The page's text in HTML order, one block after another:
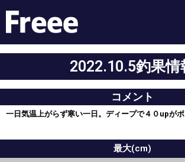
2022.10.5釣果情
コメント
一日気温上がらず寒い一日。ディープで４０upがポ
最大(cm)